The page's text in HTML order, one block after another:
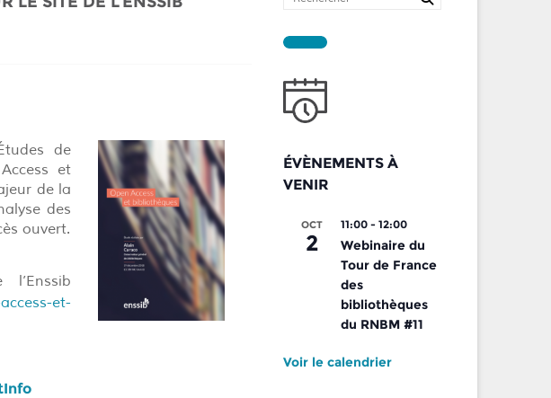
de
et
de la
des
ouvert.
et-
ÉVÈNEMENTS À
VENIR
OCT
2
11:00 - 12:00
Webinaire du
Tour de France
des
bibliothèques
du RNBM #11
Voir le calendrier